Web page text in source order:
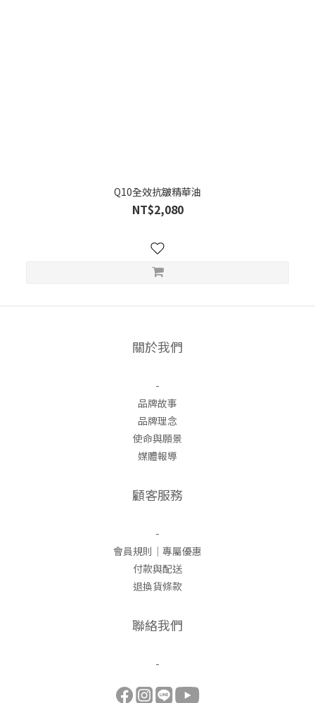
Q10全效抗皺精華油
NT$2,080
關於我們
-
品牌故事
品牌理念
使命與願景
媒體報導
顧客服務
-
會員規則｜專屬優惠
付款與配送
退換貨條款
聯絡我們
-